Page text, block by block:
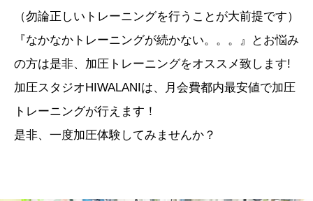
（勿論正しいトレーニングを行うことが大前提です）
『なかなかトレーニングが続かない。。。』とお悩み
の方は是非、加圧トレーニングをオススメ致します!
加圧スタジオHIWALANIは、月会費都内最安値で加圧
トレーニングが行えます！
是非、一度加圧体験してみませんか？